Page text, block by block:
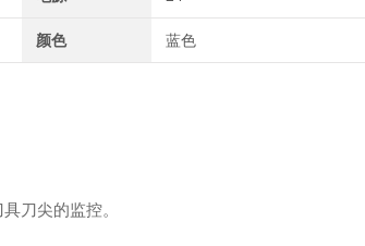
颜色 蓝色
刀尖的监控。